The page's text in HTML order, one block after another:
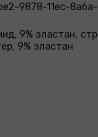
9878-11ec-8a6a-
9% эластан,
9% эластан